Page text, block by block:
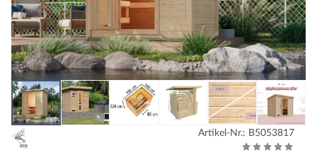
Artikel-Nr.: B5053817